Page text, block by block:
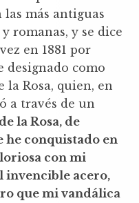
más antiguas
romanas, y se dice
en 1881 por
designado como
la Rosa, quien, en
a través de un
la Rosa, de
conquistado en
con mi
invencible acero,
que mi vandálica